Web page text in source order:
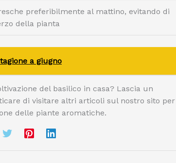
preferibilmente al mattino, evitando di
della pianta
a giugno
del basilico in casa? Lascia un
di visitare altri articoli sul nostro sito per
delle piante aromatiche.